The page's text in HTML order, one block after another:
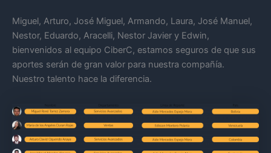
Miguel, Arturo, José Miguel, Armando, Laura, José Manuel,
Nestor, Eduardo, Aracelli, Nestor Javier y Edwin,
bienvenidos al equipo CiberC, estamos seguros de que sus
aportes serán de gran valor para nuestra compañía.
Nuestro talento hace la diferencia.